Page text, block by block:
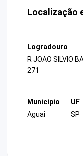
Localização
Logradouro
R JOAO SILVIO
271
Município
Aguai
UF
SP